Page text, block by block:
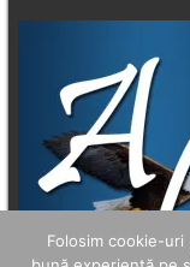
Folosim cookie-uri